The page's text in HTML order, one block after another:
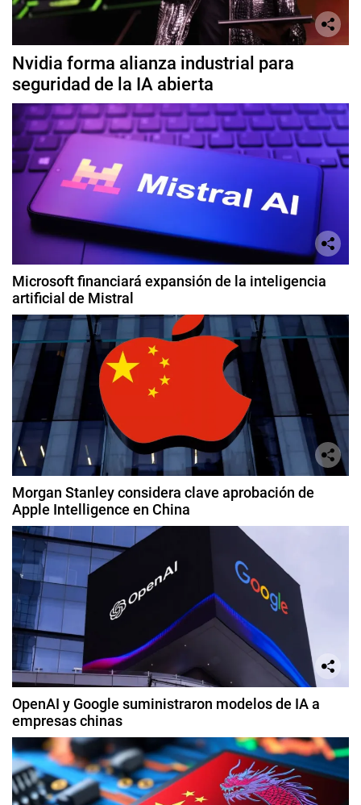
Nvidia forma alianza industrial para
seguridad de la IA abierta
Microsoft financiará expansión de la inteligencia
artificial de Mistral
Morgan Stanley considera clave aprobación de
Apple Intelligence en China
OpenAI y Google suministraron modelos de IA a
empresas chinas